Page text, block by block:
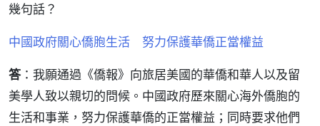
幾句話？
中國政府關心僑胞生活 努力保護華僑正當權益
答：我願通過《僑報》向旅居美國的華僑和華人以及留
美學人致以親切的問候。中國政府歷來關心海外僑胞的
生活和事業，努力保護華僑的正當權益；同時要求他們